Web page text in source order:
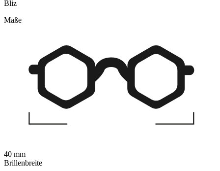
Bliz
Maße
40 mm
Brillenbreite